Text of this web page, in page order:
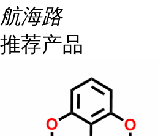
航海路
推荐产品